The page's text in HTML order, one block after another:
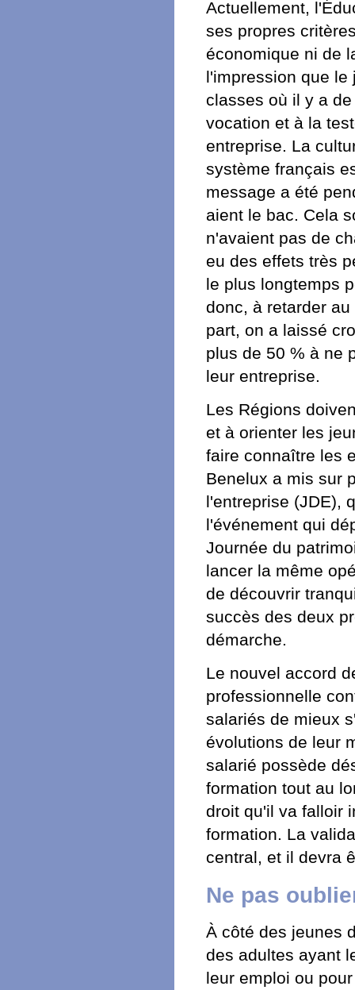
Actuellement,
ses propres
économique ni de
l'impression que le
classes où il y a
vocation et à la
entreprise. La
système français
message a été
aient le bac. Cela
n'avaient pas de
eu des effets très
le plus longtemps
donc, à retarder
part, on a laissé
plus de 50 % à ne
leur entreprise.
Les Régions
et à orienter les
faire connaître les
Benelux a mis sur
l'entreprise (JDE),
l'événement qui
Journée du
lancer la même
de découvrir
succès des deux
démarche.
Le nouvel accord
professionnelle
salariés de mieux
évolutions de leur
salarié possède
formation tout au
droit qu'il va falloir
formation. La
central, et il devra
Ne pas
À côté des jeunes
des adultes ayant
leur emploi ou